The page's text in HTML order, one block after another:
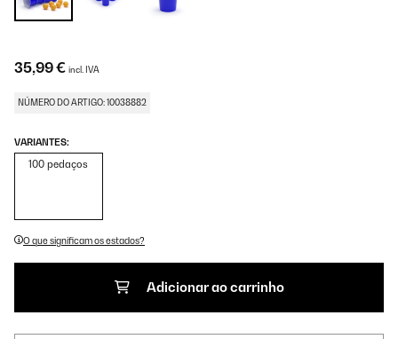
35,99 € incl. IVA
NÚMERO DO ARTIGO: 10038882
VARIANTES:
100 pedaços
O que significam os estados?
Adicionar ao carrinho